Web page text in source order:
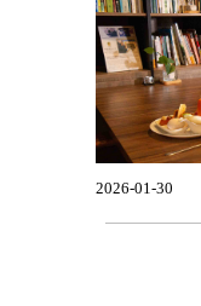
2026-01-30